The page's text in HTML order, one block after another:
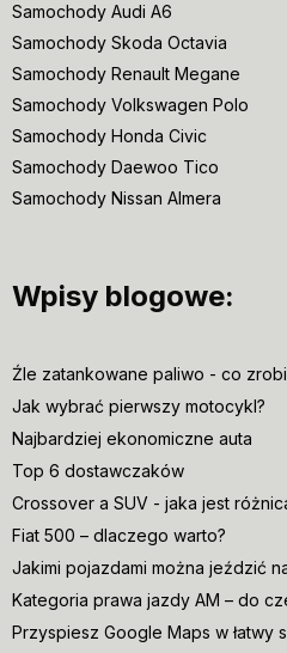
Samochody Audi A6
Samochody Skoda Octavia
Samochody Renault Megane
Samochody Volkswagen Polo
Samochody Honda Civic
Samochody Daewoo Tico
Samochody Nissan Almera
Wpisy blogowe:
Źle zatankowane paliwo - co
Jak wybrać pierwszy motocykl?
Najbardziej ekonomiczne auta
Top 6 dostawczaków
Crossover a SUV - jaka jest
Fiat 500 – dlaczego warto?
Jakimi pojazdami można jeździć
Kategoria prawa jazdy AM – do
Przyspiesz Google Maps w łatwy